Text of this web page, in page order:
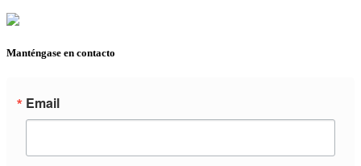
Manténgase en contacto
Email